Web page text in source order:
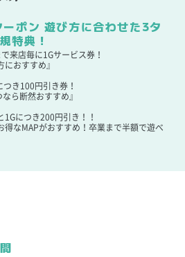
ポン 遊び方に合わせた3タ
特典！
来店毎に1Gサービス券！
おすすめ』
き100円引き券！
ら断然おすすめ』
につき200円引き！！
得なMAPがおすすめ！卒業まで半額で遊べ